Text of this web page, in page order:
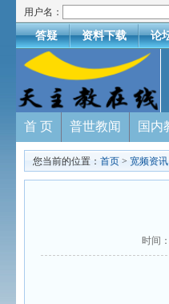
用户名：
答疑 资料下载 论
首 页 普世教闻 国内
您当前的位置： 首页 > 宽频资讯
时间